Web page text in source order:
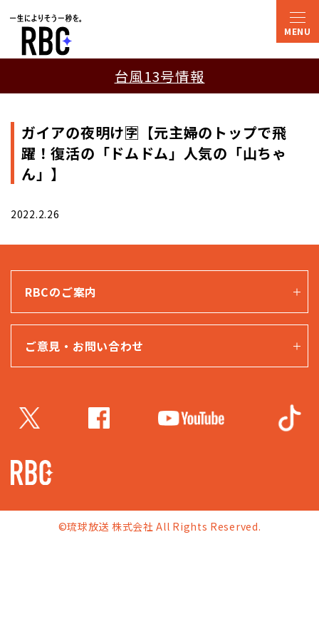
台風13号情報
ガイアの夜明け🈑【元主婦のトップで飛
躍！復活の「ドムドム」人気の「山ちゃ
ん」】
2022.2.26
RBCのご案内
ご意見・お問い合わせ
©琉球放送 株式会社 All Rights Reserved.